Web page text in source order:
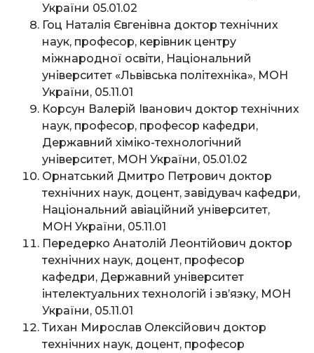
України 05.01.02
Гоц Наталія Євгенівна доктор технічних
наук, професор, керівник центру
міжнародної освіти, Національний
університет «Львівська політехніка», МОН
України, 05.11.01
Корсун Валерій Іванович доктор технічних
наук, професор, професор кафедри,
Державний хіміко-технологічний
університет, МОН України, 05.01.02
Орнатський Дмитро Петрович доктор
технічних наук, доцент, завідувач кафедри,
Національний авіаційний університет,
МОН України, 05.11.01
Передерко Анатолій Леонтійович доктор
технічних наук, доцент, професор
кафедри, Державний університет
інтелектуальних технологій і зв’язку, МОН
України, 05.11.01
Тихан Мирослав Олексійович доктор
технічних наук, доцент, професор